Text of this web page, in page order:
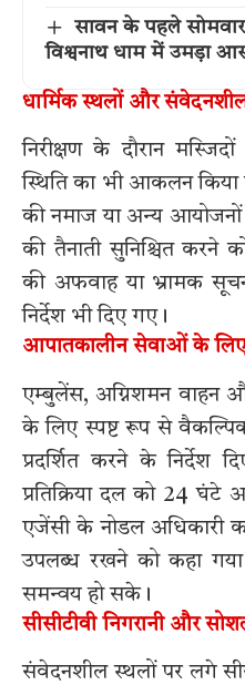
सावन के पहले
विश्वनाथ धाम में उमड़ा
धार्मिक स्थलों और
निरीक्षण के दौरान
स्थिति का भी आकलन किया
की नमाज या अन्य
की तैनाती सुनिश्चित करने
की अफवाह या भ्रामक
निर्देश भी दिए गए।
आपातकालीन सेवाओं के लिए
एम्बुलेंस, अग्निशमन वाहन
के लिए स्पष्ट रूप से
प्रदर्शित करने के निर्देश
प्रतिक्रिया दल को 24 घंटे
एजेंसी के नोडल अधिकारी
उपलब्ध रखने को कहा
समन्वय हो सके।
सीसीटीवी निगरानी और
संवेदनशील स्थलों पर लगे